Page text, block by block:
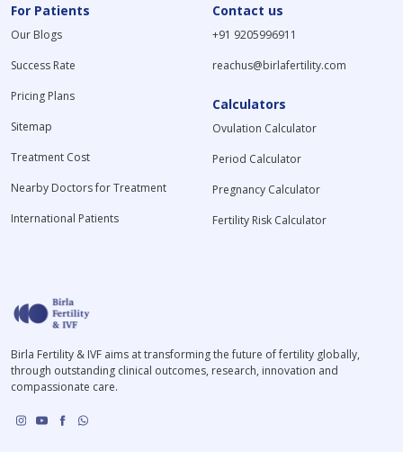
For Patients
Our Blogs
Success Rate
Pricing Plans
Sitemap
Treatment Cost
Nearby Doctors for Treatment
International Patients
Contact us
+91 9205996911
reachus@birlafertility.com
Calculators
Ovulation Calculator
Period Calculator
Pregnancy Calculator
Fertility Risk Calculator
Birla Fertility & IVF aims at transforming the future of fertility globally,
through outstanding clinical outcomes, research, innovation and
compassionate care.